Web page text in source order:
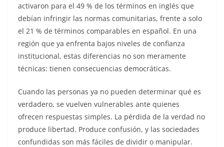
activaron para el 49 % de los términos en inglés que
debían infringir las normas comunitarias, frente a solo
el 21 % de términos comparables en español. En una
región que ya enfrenta bajos niveles de confianza
institucional, estas diferencias no son meramente
técnicas: tienen consecuencias democráticas.
Cuando las personas ya no pueden determinar qué es
verdadero, se vuelven vulnerables ante quienes
ofrecen respuestas simples. La pérdida de la verdad no
produce libertad. Produce confusión, y las sociedades
confundidas son más fáciles de dividir o manipular.